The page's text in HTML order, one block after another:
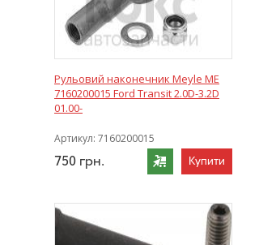
Рульовий наконечник Meyle ME
7160200015 Ford Transit 2.0D-3.2D
01.00-
Артикул: 7160200015
750 грн. Купити